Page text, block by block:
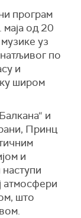
програм
од 20
уз
по
и
широм
и
Принц
и
атмосфери
што